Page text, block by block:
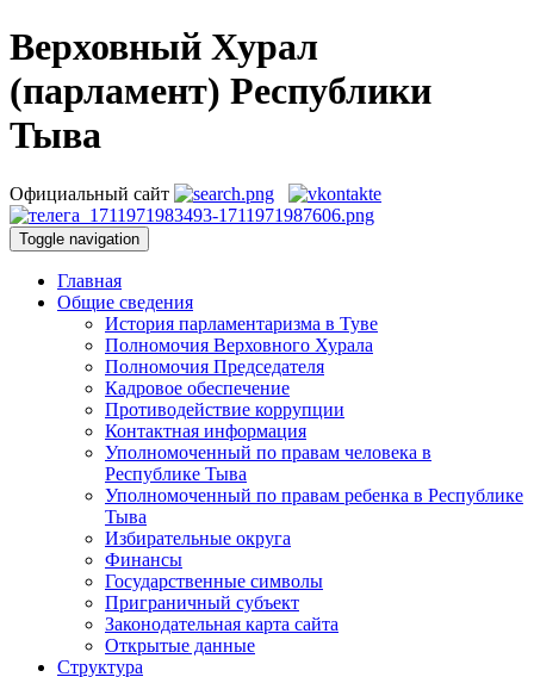
Верховный Хурал
(парламент) Республики
Тыва
Официальный сайт
Toggle navigation
Главная
Общие сведения
История парламентаризма в Туве
Полномочия Верховного Хурала
Полномочия Председателя
Кадровое обеспечение
Противодействие коррупции
Контактная информация
Уполномоченный по правам человека в
Республике Тыва
Уполномоченный по правам ребенка в Республике
Тыва
Избирательные округа
Финансы
Государственные символы
Приграничный субъект
Законодательная карта сайта
Открытые данные
Структура